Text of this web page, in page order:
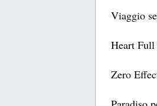
Viaggio
Heart
Zero